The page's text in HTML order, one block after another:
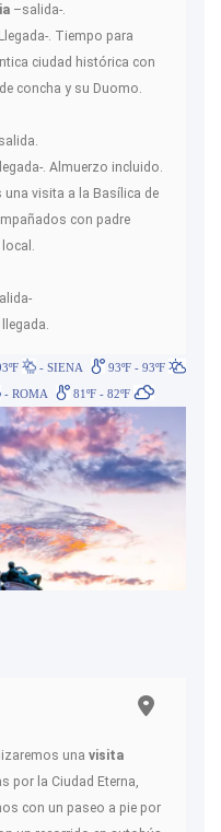
–salida-.
. Tiempo para
ciudad histórica con
concha y su Duomo.
. Almuerzo incluido.
visita a la Basílica de
con padre
- SIENA
93ºF - 93ºF
- ROMA 81ºF - 82ºF
una visita
por la Ciudad Eterna,
con un paseo a pie por